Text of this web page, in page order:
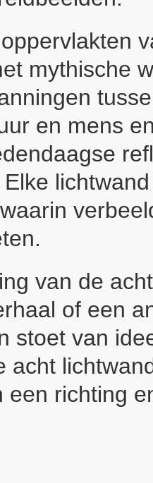
mythische
en mens
van de
of een
stoet van
acht
een richting